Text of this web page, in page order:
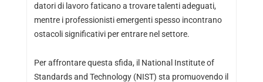
datori di lavoro faticano a trovare talenti adeguati,
mentre i professionisti emergenti spesso incontrano
ostacoli significativi per entrare nel settore.
Per affrontare questa sfida, il National Institute of
Standards and Technology (NIST) sta promuovendo il